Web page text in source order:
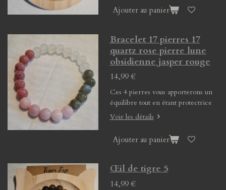
Ajouter au panier
Bracelet 17 pierres 17
quartz rose pierre lune
obsidienne jasper rouge
14,99 €
Ces 4 pierres vous apporterons un
équilibre tout en étant protectrice
Voir les détails
Ajouter au panier
Œil de tigre 5
14,99 €